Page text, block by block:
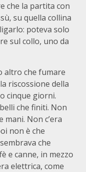
che la partita con
su quella collina
poteva solo
sul collo, uno da
altro che fumare
riscossione della
cinque giorni.
che finiti. Non
mani. Non c’era
non è che
che
e canne, in mezzo
elettrica, come